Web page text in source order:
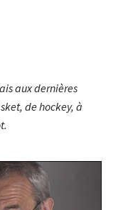
aux dernières
de hockey, à